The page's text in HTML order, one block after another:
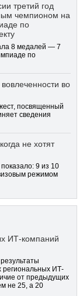
третий год
чемпионом на
по
8 медалей — 7
по
во
посвященный
сведения
не хотят
9 из 10
режимом
ИТ-компаний
региональных ИТ-
от предыдущих
не 25, а 20